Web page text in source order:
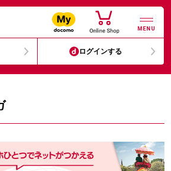
MENU
ログインする